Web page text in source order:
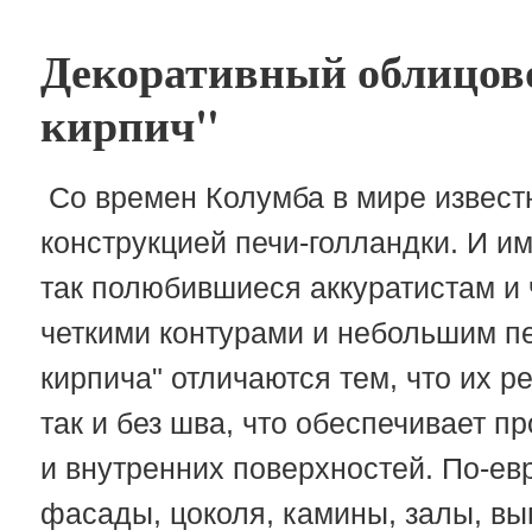
Декоративный
кирпич"
Со времен Колумба в мире
конструкцией печи-голландки. И
так полюбившиеся аккуратистам
четкими контурами и небольшим
кирпича" отличаются тем, что их
так и без шва, что обеспечивает
и внутренних поверхностей. По-
фасады, цоколя, камины, залы,